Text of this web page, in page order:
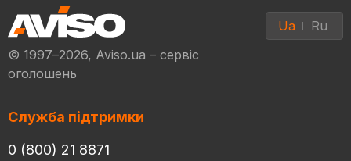
© 1997–2026, Aviso.ua – сервіс
оголошень
Ua Ru
Служба підтримки
0 (800) 21 8871